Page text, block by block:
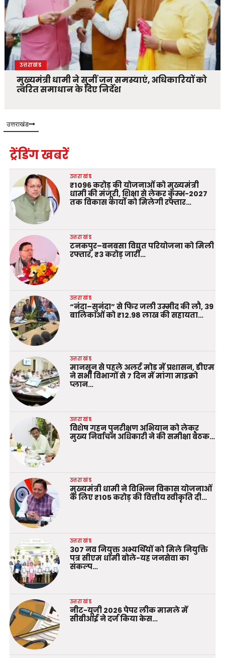
उत्तराखंड
मुख्यमंत्री धामी ने सुनीं जन समस्याएं, अधिकारियों को
त्वरित समाधान के दिए निर्देश
उत्तराखंड
ट्रेंडिंग खबरें
उत्तराखंड
₹1096 करोड़ की योजनाओं को मुख्यमंत्री
धामी की मंजूरी, शिक्षा से लेकर कुम्भ-2027
तक विकास कार्यों को मिलेगी रफ्तार…
उत्तराखंड
टनकपुर–बनबसा विद्युत परियोजना को मिली
रफ्तार, ₹3 करोड़ जारी…
उत्तराखंड
“नंदा–सुनंदा” से फिर जली उम्मीद की लौ, 39
बालिकाओं को ₹12.98 लाख की सहायता…
उत्तराखंड
मानसून से पहले अलर्ट मोड में प्रशासन, डीएम
ने सभी विभागों से 7 दिन में मांगा माइक्रो
प्लान…
उत्तराखंड
विशेष गहन पुनरीक्षण अभियान को लेकर
मुख्य निर्वाचन अधिकारी ने की समीक्षा बैठक…
उत्तराखंड
मुख्यमंत्री धामी ने विभिन्न विकास योजनाओं
के लिए ₹105 करोड़ की वित्तीय स्वीकृति दी…
उत्तराखंड
307 नव नियुक्त अभ्यर्थियों को मिले नियुक्ति
पत्र सीएम धामी बोले-यह जनसेवा का
संकल्प…
उत्तराखंड
नीट-यूजी 2026 पेपर लीक मामले में
सीबीआई ने दर्ज किया केस…